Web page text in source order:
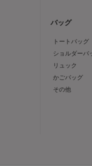
バッグ
トートバッグ
ショルダーバ
リュック
かごバッグ
その他